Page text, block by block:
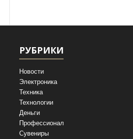
РУБРИКИ
Новости
Электроника
Техника
Технологии
Деньги
Профессионал
Сувениры